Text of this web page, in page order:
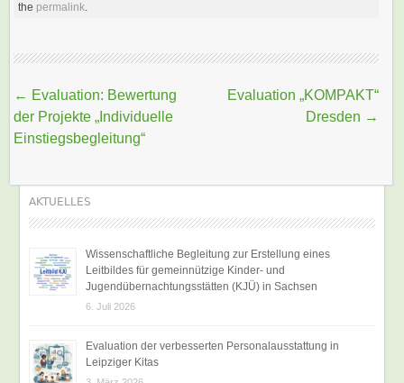
the permalink.
Beitragsnavigation
← Evaluation: Bewertung
der Projekte „Individuelle
Einstiegsbegleitung“
Evaluation „KOMPAKT“
Dresden →
AKTUELLES
Wissenschaftliche Begleitung zur Erstellung eines
Leitbildes für gemeinnützige Kinder- und
Jugendübernachtungsstätten (KJÜ) in Sachsen
6. Juli 2026
Evaluation der verbesserten Personalausstattung in
Leipziger Kitas